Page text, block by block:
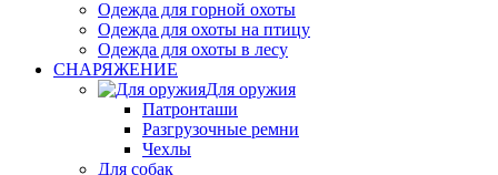
Одежда для горной охоты
Одежда для охоты на птицу
Одежда для охоты в лесу
СНАРЯЖЕНИЕ
Для оружия
Патронташи
Разгрузочные ремни
Чехлы
Для собак